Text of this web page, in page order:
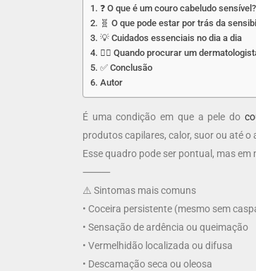
❓ O que é um couro cabeludo sensível?
🧬 O que pode estar por trás da
💡 Cuidados essenciais no dia a dia
👩‍⚕️ Quando procurar um
✅ Conclusão
Autor
É uma condição em que a pele do
produtos capilares, calor, suor ou até o
Esse quadro pode ser pontual, mas
⸻
⚠️ Sintomas mais comuns
• Coceira persistente (mesmo sem
• Sensação de ardência ou queimação
• Vermelhidão localizada ou difusa
• Descamação seca ou oleosa